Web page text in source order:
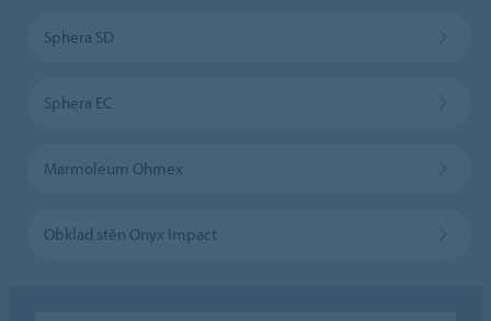
Sphera SD
Sphera EC
Marmoleum Ohmex
Obklad stěn Onyx Impact